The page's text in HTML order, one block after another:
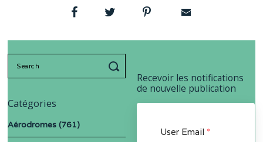
Recevoir les notifications
de nouvelle publication
User Email *
Catégories
Aérodromes (761)